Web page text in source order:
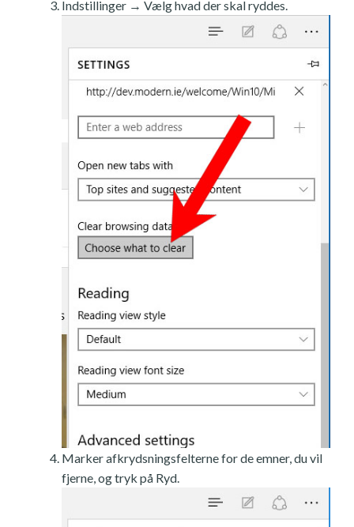
Indstillinger → Vælg hvad der skal ryddes.
Marker afkrydsningsfelterne for de emner, du vil
fjerne, og tryk på Ryd.